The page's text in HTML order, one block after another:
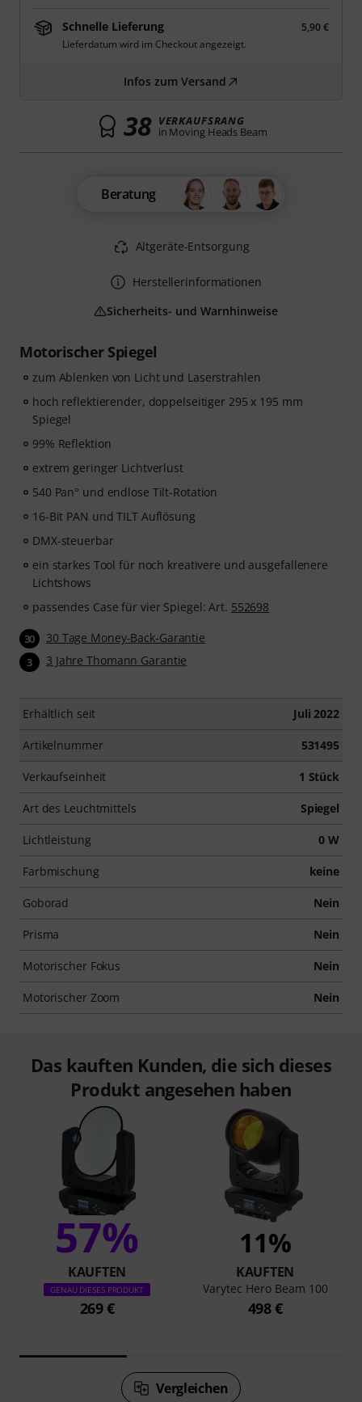
Motorischer Spiegel
zum Ablenken von Licht und Laserstrahlen
hoch reflektierender, doppelseitiger 295 x 195 mm
Spiegel
99% Reflektion
extrem geringer Lichtverlust
540 Pan° und endlose Tilt-Rotation
16-Bit PAN und TILT Auflösung
DMX-steuerbar
ein starkes Tool für noch kreativere und ausgefallenere
Lichtshows
passendes Case für vier Spiegel: Art. 552698
30 30 Tage Money-Back-Garantie
3 3 Jahre Thomann Garantie
Erhältlich seit Juli 2022
Artikelnummer 531495
Verkaufseinheit 1 Stück
Art des Leuchtmittels Spiegel
Lichtleistung 0 W
Farbmischung keine
Goborad Nein
Prisma Nein
Motorischer Fokus Nein
Motorischer Zoom Nein
Schnelle Lieferung
5,90 €
Lieferdatum wird im Checkout angezeigt.
Infos zum Versand
38 VERKAUFSRANG
in Moving Heads Beam
Beratung
Altgeräte-Entsorgung
Herstellerinformationen
Sicherheits- und Warnhinweise
Das kauften Kunden, die sich dieses
Produkt angesehen haben
57%
KAUFTEN
GENAU DIESES PRODUKT
269 €
11%
KAUFTEN
Varytec Hero Beam 100
498 €
Vergleichen